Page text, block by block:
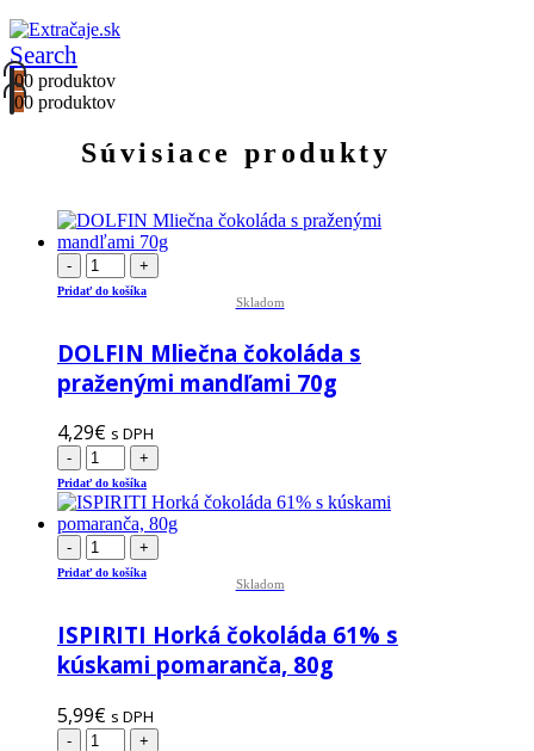
Search
00 produktov
00 produktov
Súvisiace produkty
- +
Pridať do košíka
Skladom
DOLFIN Mliečna čokoláda s
praženými mandľami 70g
4,29€ s DPH
- +
Pridať do košíka
- +
Pridať do košíka
Skladom
ISPIRITI Horká čokoláda 61% s
kúskami pomaranča, 80g
5,99€ s DPH
- +